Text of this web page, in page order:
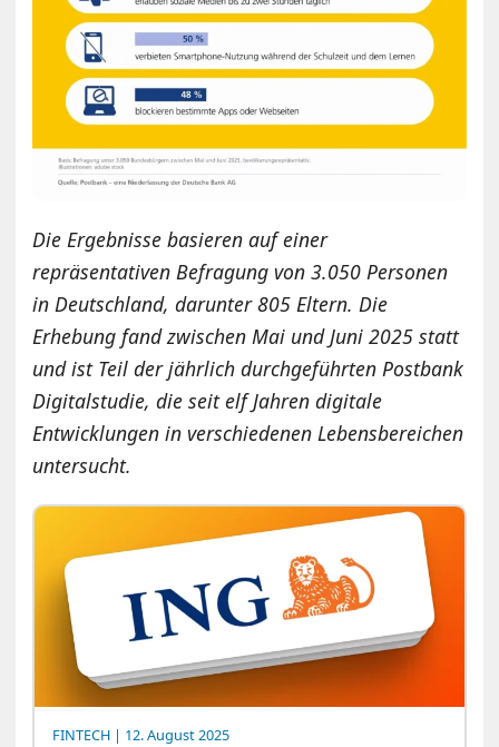
Die Ergebnisse basieren auf einer
repräsentativen Befragung von 3.050 Personen
in Deutschland, darunter 805 Eltern. Die
Erhebung fand zwischen Mai und Juni 2025 statt
und ist Teil der jährlich durchgeführten Postbank
Digitalstudie, die seit elf Jahren digitale
Entwicklungen in verschiedenen Lebensbereichen
untersucht.
FINTECH | 12. August 2025